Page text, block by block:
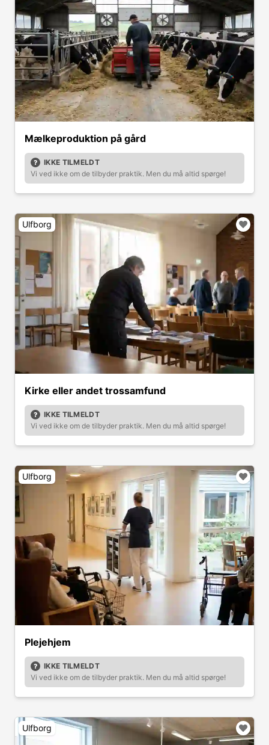
Mælkeproduktion på gård
IKKE TILMELDT
Vi ved ikke om de tilbyder praktik. Men du må altid spørge!
Ulfborg
Kirke eller andet trossamfund
IKKE TILMELDT
Vi ved ikke om de tilbyder praktik. Men du må altid spørge!
Ulfborg
Plejehjem
IKKE TILMELDT
Vi ved ikke om de tilbyder praktik. Men du må altid spørge!
Ulfborg